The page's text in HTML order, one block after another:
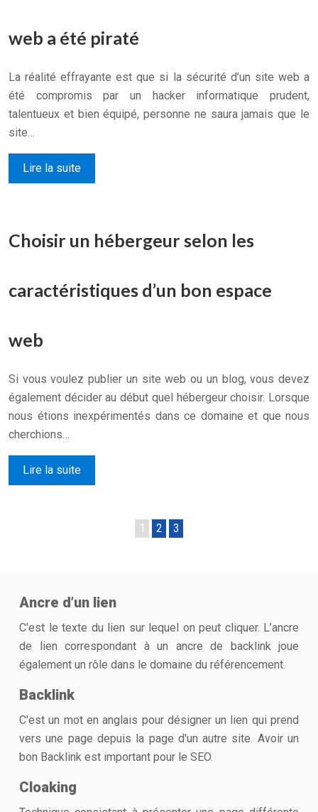
web a été piraté
La réalité effrayante est que si la sécurité d’un site web a
été compromis par un hacker informatique prudent,
talentueux et bien équipé, personne ne saura jamais que le
site…
Lire la suite
Choisir un hébergeur selon les
caractéristiques d’un bon espace
web
Si vous voulez publier un site web ou un blog, vous devez
également décider au début quel hébergeur choisir. Lorsque
nous étions inexpérimentés dans ce domaine et que nous
cherchions…
Lire la suite
1 2 3
Ancre d’un lien
C'est le texte du lien sur lequel on peut cliquer. L’ancre
de lien correspondant à un ancre de backlink joue
également un rôle dans le domaine du référencement.
Backlink
C'est un mot en anglais pour désigner un lien qui prend
vers une page depuis la page d'un autre site. Avoir un
bon Backlink est important pour le SEO.
Cloaking